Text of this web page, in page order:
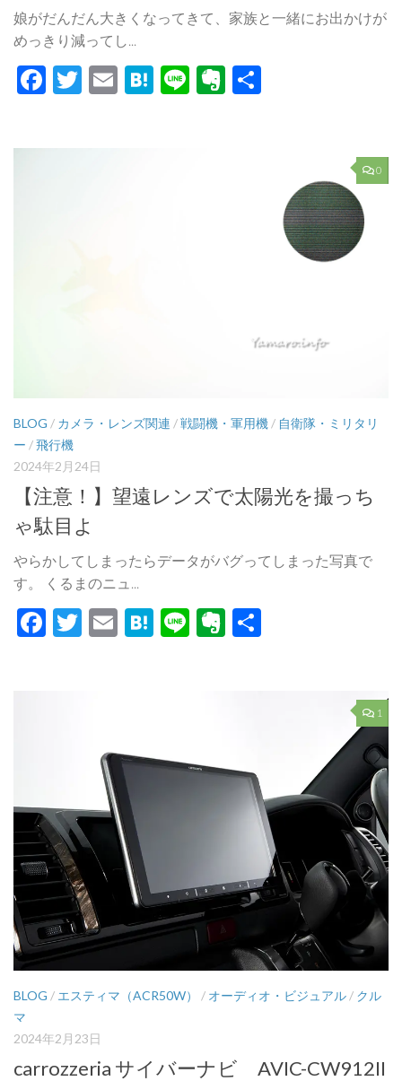
娘がだんだん大きくなってきて、家族と一緒にお出かけが
めっきり減ってし...
Facebook
Twitter
EmailHatena
LineEvernote
0
BLOG / カメラ・レンズ関連 /戦闘機・軍用機 / 自衛隊・ミリタリ
ー /飛行機
2024年2月24日
【注意！】望遠レンズで太陽光を撮っち
ゃ駄目よ
やらかしてしまったらデータがバグってしまった写真で
す。 くるまのニュ...
Facebook
Twitter
EmailHatena
LineEvernote
1
BLOG / エスティマ（ACR50W） / オーディオ・ビジュアル / クル
マ
2024年2月23日
carrozzeria サイバーナビ AVIC-CW912II